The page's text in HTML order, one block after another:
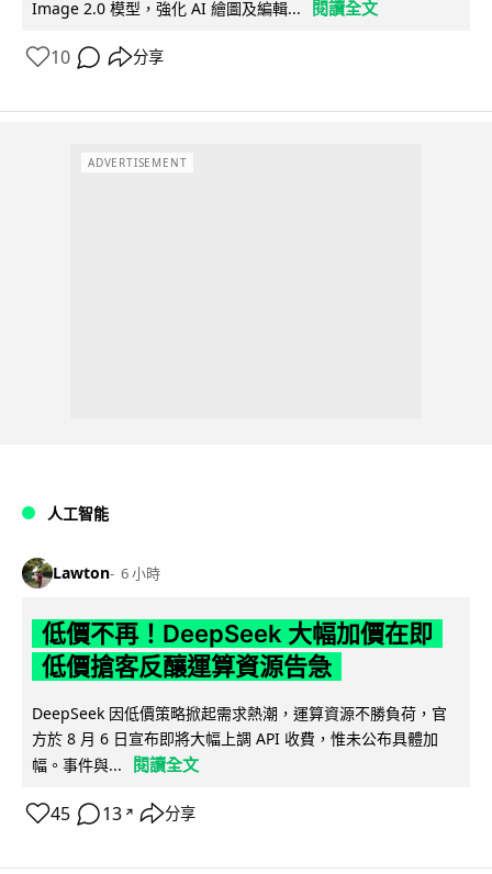
Image 2.0 模型，強化 AI 繪圖及編輯... 閱讀全文
10 分享
ADVERTISEMENT
人工智能
Lawton 6 小時
低價不再！DeepSeek 大幅加價在即
低價搶客反釀運算資源告急
DeepSeek 因低價策略掀起需求熱潮，運算資源不勝負荷，官
方於 8 月 6 日宣布即將大幅上調 API 收費，惟未公布具體加
幅。事件與...
閱讀全文
45 13 ↗ 分享